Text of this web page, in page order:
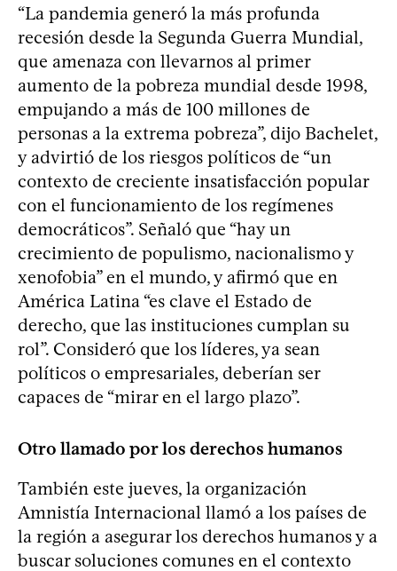
“La pandemia generó la más profunda
recesión desde la Segunda Guerra Mundial,
que amenaza con llevarnos al primer
aumento de la pobreza mundial desde 1998,
empujando a más de 100 millones de
personas a la extrema pobreza”, dijo Bachelet,
y advirtió de los riesgos políticos de “un
contexto de creciente insatisfacción popular
con el funcionamiento de los regímenes
democráticos”. Señaló que “hay un
crecimiento de populismo, nacionalismo y
xenofobia” en el mundo, y afirmó que en
América Latina “es clave el Estado de
derecho, que las instituciones cumplan su
rol”. Consideró que los líderes, ya sean
políticos o empresariales, deberían ser
capaces de “mirar en el largo plazo”.
Otro llamado por los derechos humanos
También este jueves, la organización
Amnistía Internacional llamó a los países de
la región a asegurar los derechos humanos y a
buscar soluciones comunes en el contexto